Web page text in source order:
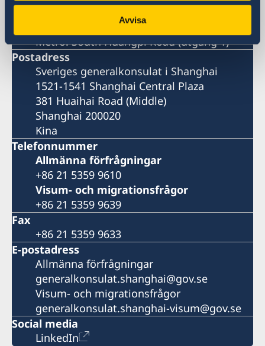
Avvisa
Huangpu, Shanghai
Metro: South Huangpi Road (utgång 1)
Postadress
Sveriges generalkonsulat i Shanghai
1521-1541 Shanghai Central Plaza
381 Huaihai Road (Middle)
Shanghai 200020
Kina
Telefonnummer
Allmänna förfrågningar
+86 21 5359 9610
Visum- och migrationsfrågor
+86 21 5359 9639
Fax
+86 21 5359 9633
E-postadress
Allmänna förfrågningar
generalkonsulat.shanghai@gov.se
Visum- och migrationsfrågor
generalkonsulat.shanghai-visum@gov.se
Social media
LinkedIn